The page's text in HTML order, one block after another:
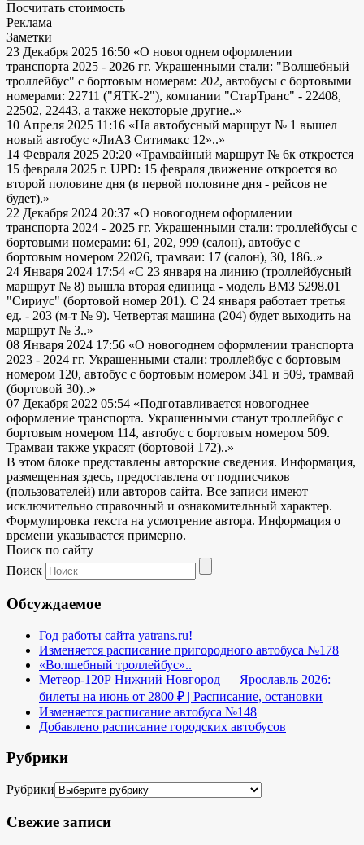
Посчитать стоимость
Реклама
Заметки
23 Декабря 2025 16:50 «О новогоднем оформлении
транспорта 2025 - 2026 гг. Украшенными стали: "Волшебный
троллейбус" с бортовым номерам: 202, автобусы с бортовыми
номерами: 22711 ("ЯТК-2"), компании "СтарТранс" - 22408,
22502, 22443, а также некоторые другие..»
10 Апреля 2025 11:16 «На автобусный маршрут № 1 вышел
новый автобус «ЛиАЗ Ситимакс 12»..»
14 Февраля 2025 20:20 «Трамвайный маршрут № 6к откроется
15 февраля 2025 г. UPD: 15 февраля движение откроется во
второй половине дня (в первой половине дня - рейсов не
будет).»
22 Декабря 2024 20:37 «О новогоднем оформлении
транспорта 2024 - 2025 гг. Украшенными стали: троллейбусы с
бортовыми номерами: 61, 202, 999 (салон), автобус с
бортовым номером 22026, трамваи: 17 (салон), 30, 186..»
24 Января 2024 17:54 «С 23 января на линию (троллейбусный
маршрут № 8) вышла вторая единица - модель ВМЗ 5298.01
"Сириус" (бортовой номер 201). С 24 января работает третья
ед. - 203 (м-т № 9). Четвертая машина (204) будет выходить на
маршрут № 3..»
08 Января 2024 17:56 «О новогоднем оформлении транспорта
2023 - 2024 гг. Украшенными стали: троллейбус с бортовым
номером 120, автобус с бортовым номером 341 и 509, трамвай
(бортовой 30)..»
07 Декабря 2022 05:54 «Подготавливается новогоднее
оформление транспорта. Украшенными станут троллейбус с
бортовым номером 114, автобус с бортовым номером 509.
Трамваи также украсят (бортовой 172)..»
В этом блоке представлены авторские сведения. Информация,
размещенная здесь, предоставлена от подписчиков
(пользователей) или авторов сайта. Все записи имеют
исключительно справочный и ознакомительный характер.
Формулировка текста на усмотрение автора. Информация о
времени указывается примерно.
Поиск по сайту
Поиск
Обсуждаемое
Год работы сайта yatrans.ru!
Изменяется расписание пригородного автобуса №178
«Волшебный троллейбус»..
Метеор-120Р Нижний Новгород — Ярославль 2026:
билеты на июнь от 2800 ₽ | Расписание, остановки
Изменяется расписание автобуса №148
Добавлено расписание городских автобусов
Рубрики
Рубрики
Свежие записи